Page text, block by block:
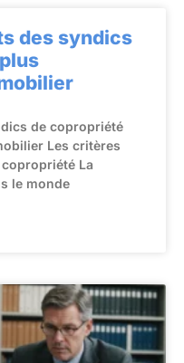
des syndics
de copropriété
Les critères
La
le monde